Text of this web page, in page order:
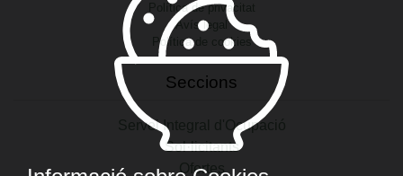
Política de privacitat
Avís legal
Política de cookies
Seccions
Servei Integral d'Ocupació
Sol·licitants
Ofertes